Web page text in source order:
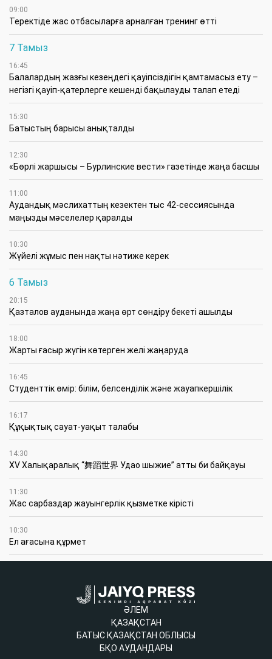
09:00
​Теректіде жас отбасыларға арналған тренинг өтті
7 Тамыз
16:45
Балалардың жазғы кезеңдегі қауіпсіздігін қамтамасыз ету –
негізгі қауіп-қатерлерге кешенді бақылауды талап етеді
15:30
Батыстың барысы анықталды
12:30
«Бөрлі жаршысы – Бурлинские вести» газетінде жаңа басшы
11:00
Аудандық мәслихаттың кезектен тыс 42-сессиясында
маңызды мәселелер қаралды
10:30
Жүйелі жұмыс пен нақты нәтиже керек
6 Тамыз
20:15
Қазталов ауданында жаңа өрт сөндіру бекеті ашылды
18:00
Жарты ғасыр жүгін көтерген желі жаңаруда
16:45
Студенттік өмір: білім, белсенділік және жауапкершілік
16:17
Құқықтық сауат-уақыт талабы
14:30
XV Халықаралық “舞蹈世界 Удао шыжие” атты би байқауы
11:30
Жас сарбаздар жауынгерлік қызметке кірісті
10:30
Ел ағасына құрмет
ӘЛЕМ
ҚАЗАҚСТАН
БАТЫС ҚАЗАҚСТАН ОБЛЫСЫ
БҚО АУДАНДАРЫ